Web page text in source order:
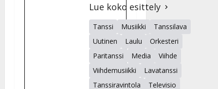
Lue koko esittely
Tanssi Musiikki
Tanssilava
Uutinen
Laulu
Orkesteri
Paritanssi
Media
Viihde
Viihdemusiikki
Lavatanssi
Tanssiravintola
Televisio